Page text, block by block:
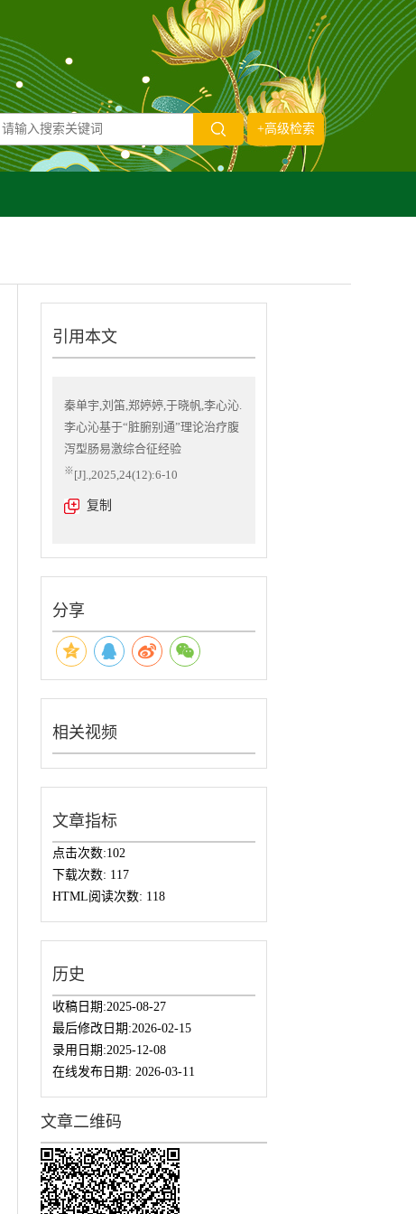
+高级检索
引用本文
秦单宇,刘笛,郑婷婷,于晓帆,李心沁.
李心沁基于“脏腑别通”理论治疗腹
泻型肠易激综合征经验
※ [J].,2025,24(12):6-10
复制
分享
相关视频
文章指标
点击次数:102
下载次数: 117
HTML阅读次数: 118
历史
收稿日期:2025-08-27
最后修改日期:2026-02-15
录用日期:2025-12-08
在线发布日期: 2026-03-11
文章二维码